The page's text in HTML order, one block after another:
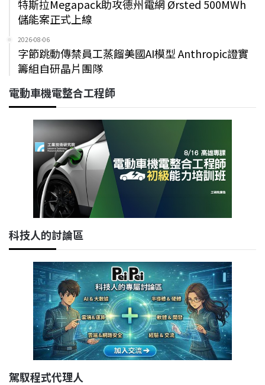
特斯拉Megapack助攻德州電網 Ørsted 500MWh
儲能案正式上線
2026-08-06
字節跳動傳禁員工蒸餾美國AI模型 Anthropic證實
籌組自研晶片團隊
電動車機電整合工程師
科技人的討論區
駕馭程式代理人